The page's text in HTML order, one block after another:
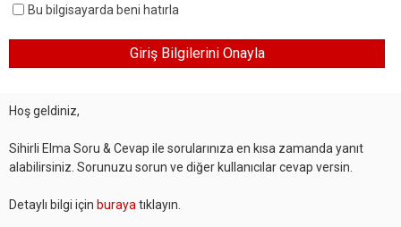
Bu bilgisayarda beni hatırla
Hoş geldiniz,
Sihirli Elma Soru & Cevap ile sorularınıza en kısa zamanda yanıt
alabilirsiniz. Sorunuzu sorun ve diğer kullanıcılar cevap versin.
Detaylı bilgi için buraya tıklayın.